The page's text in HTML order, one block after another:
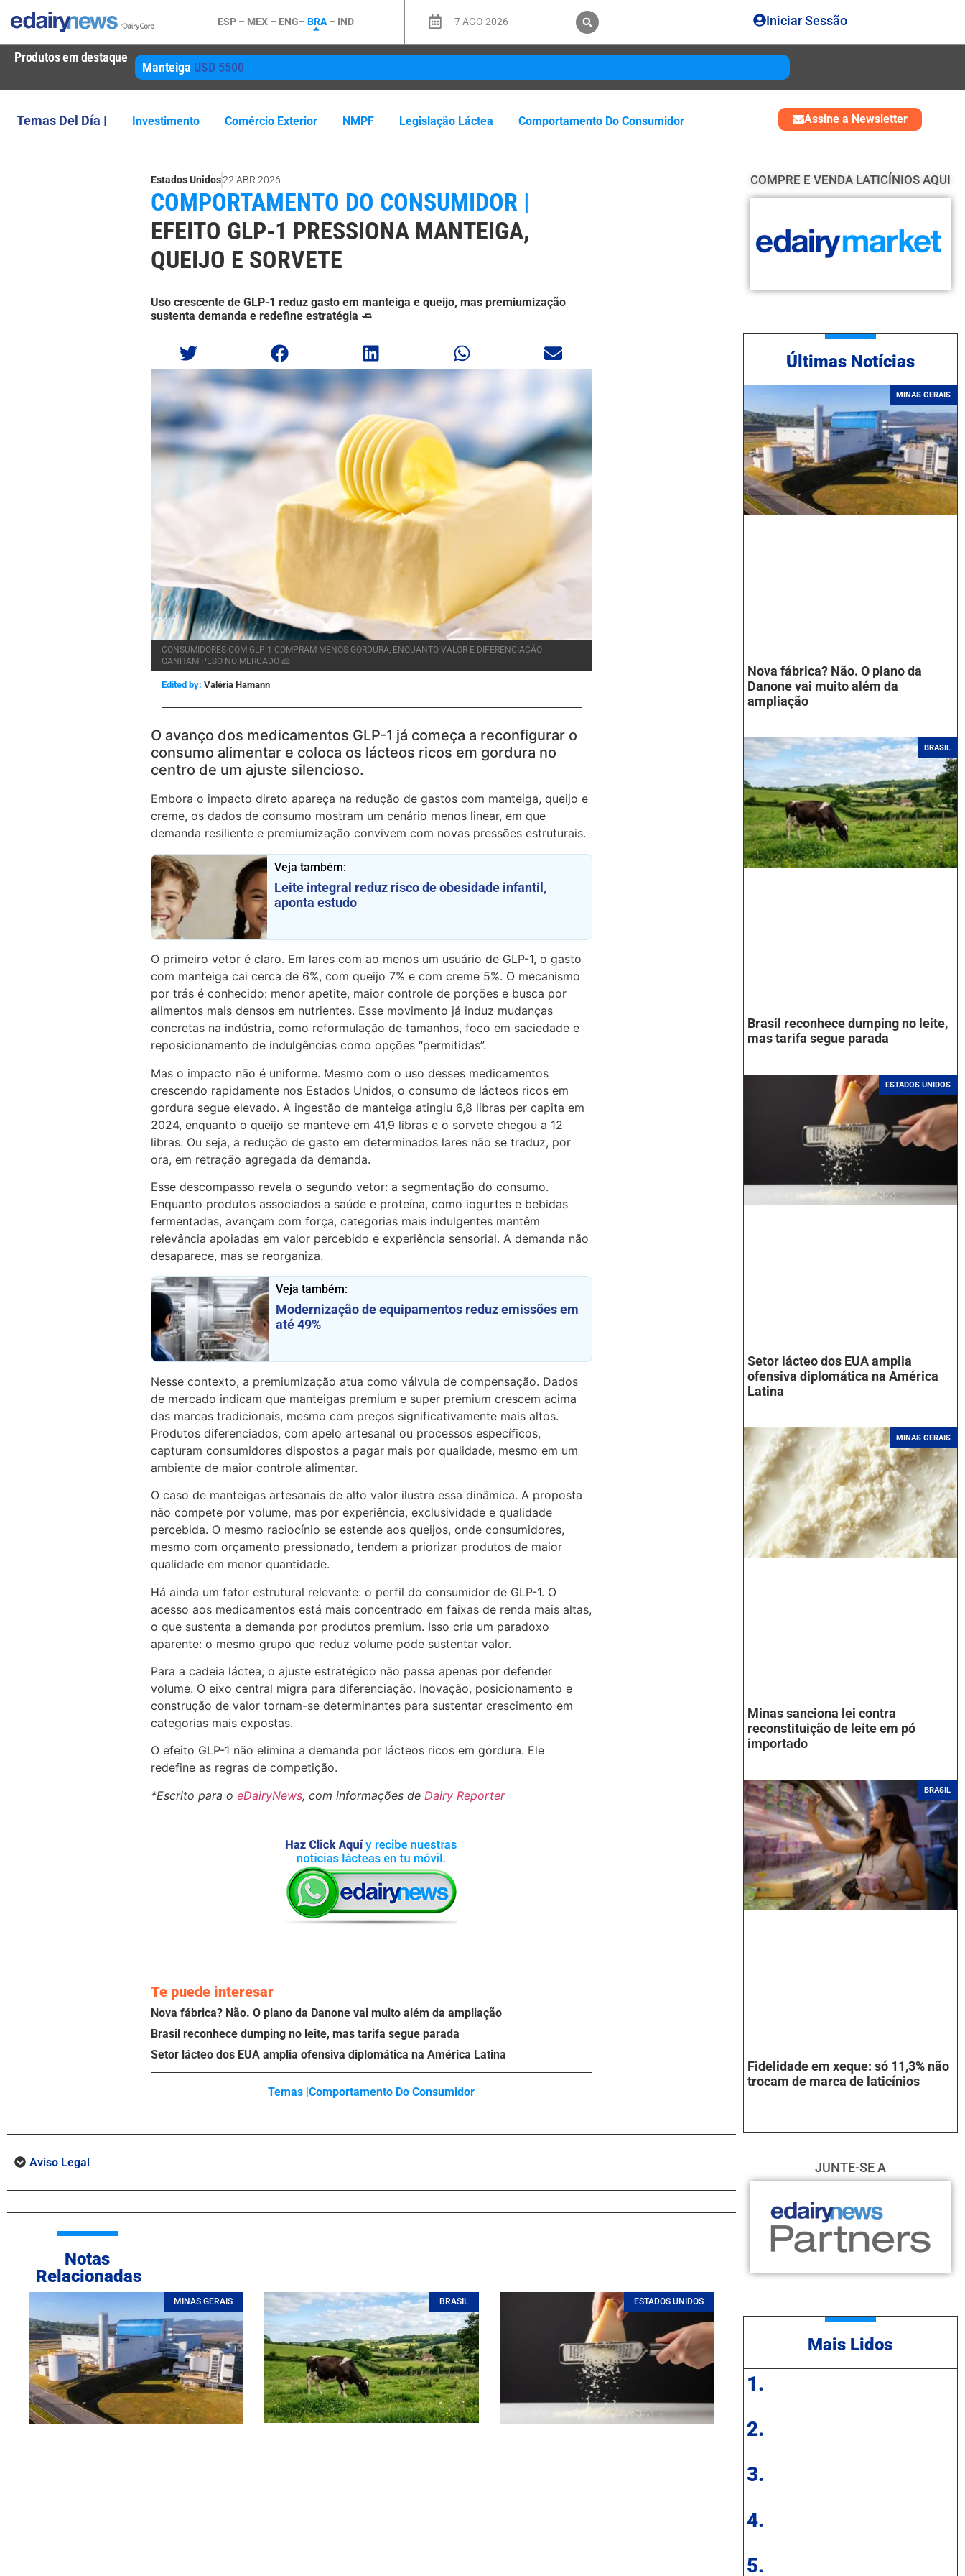
ESP – MEX – ENG–BRA – IND 7 AGO 2026 Iniciar Sessão
Produtos em destaque
Manteiga USD 5500
Temas Del Día | Investimento Comércio Exterior NMPF Legislação Láctea Comportamento Do Consumidor Assine a Newsletter
Estados Unidos22 ABR 2026
COMPORTAMENTO DO CONSUMIDOR |
EFEITO GLP-1 PRESSIONA MANTEIGA,
QUEIJO E SORVETE
Uso crescente de GLP-1 reduz gasto em manteiga e queijo, mas premiumização
sustenta demanda e redefine estratégia 🧈
CONSUMIDORES COM GLP-1 COMPRAM MENOS GORDURA, ENQUANTO VALOR E DIFERENCIAÇÃO
GANHAM PESO NO MERCADO 🧀
Edited by: Valéria Hamann
O avanço dos medicamentos GLP-1 já começa a reconfigurar o
consumo alimentar e coloca os lácteos ricos em gordura no
centro de um ajuste silencioso.
Embora o impacto direto apareça na redução de gastos com manteiga, queijo e
creme, os dados de consumo mostram um cenário menos linear, em que
demanda resiliente e premiumização convivem com novas pressões estruturais.
Veja também:
Leite integral reduz risco de obesidade infantil,
aponta estudo
O primeiro vetor é claro. Em lares com ao menos um usuário de GLP-1, o gasto
com manteiga cai cerca de 6%, com queijo 7% e com creme 5%. O mecanismo
por trás é conhecido: menor apetite, maior controle de porções e busca por
alimentos mais densos em nutrientes. Esse movimento já induz mudanças
concretas na indústria, como reformulação de tamanhos, foco em saciedade e
reposicionamento de indulgências como opções “permitidas”.
Mas o impacto não é uniforme. Mesmo com o uso desses medicamentos
crescendo rapidamente nos Estados Unidos, o consumo de lácteos ricos em
gordura segue elevado. A ingestão de manteiga atingiu 6,8 libras per capita em
2024, enquanto o queijo se manteve em 41,9 libras e o sorvete chegou a 12
libras. Ou seja, a redução de gasto em determinados lares não se traduz, por
ora, em retração agregada da demanda.
Esse descompasso revela o segundo vetor: a segmentação do consumo.
Enquanto produtos associados a saúde e proteína, como iogurtes e bebidas
fermentadas, avançam com força, categorias mais indulgentes mantêm
relevância apoiadas em valor percebido e experiência sensorial. A demanda não
desaparece, mas se reorganiza.
Veja também:
Modernização de equipamentos reduz emissões em
até 49%
Nesse contexto, a premiumização atua como válvula de compensação. Dados
de mercado indicam que manteigas premium e super premium crescem acima
das marcas tradicionais, mesmo com preços significativamente mais altos.
Produtos diferenciados, com apelo artesanal ou processos específicos,
capturam consumidores dispostos a pagar mais por qualidade, mesmo em um
ambiente de maior controle alimentar.
O caso de manteigas artesanais de alto valor ilustra essa dinâmica. A proposta
não compete por volume, mas por experiência, exclusividade e qualidade
percebida. O mesmo raciocínio se estende aos queijos, onde consumidores,
mesmo com orçamento pressionado, tendem a priorizar produtos de maior
qualidade em menor quantidade.
Há ainda um fator estrutural relevante: o perfil do consumidor de GLP-1. O
acesso aos medicamentos está mais concentrado em faixas de renda mais altas,
o que sustenta a demanda por produtos premium. Isso cria um paradoxo
aparente: o mesmo grupo que reduz volume pode sustentar valor.
Para a cadeia láctea, o ajuste estratégico não passa apenas por defender
volume. O eixo central migra para diferenciação. Inovação, posicionamento e
construção de valor tornam-se determinantes para sustentar crescimento em
categorias mais expostas.
O efeito GLP-1 não elimina a demanda por lácteos ricos em gordura. Ele
redefine as regras de competição.
*Escrito para o eDairyNews, com informações de Dairy Reporter
Te puede interesar
Nova fábrica? Não. O plano da Danone vai muito além da ampliação
Brasil reconhece dumping no leite, mas tarifa segue parada
Setor lácteo dos EUA amplia ofensiva diplomática na América Latina
Temas |Comportamento Do Consumidor
Aviso Legal
Notas
Relacionadas
MINAS GERAIS BRASIL ESTADOS UNIDOS
COMPRE E VENDA LATICÍNIOS AQUI
Ú ltimas Notícias
MINAS GERAIS
Nova fábrica? Não. O plano da
Danone vai muito além da
ampliação
BRASIL
Brasil reconhece dumping no leite,
mas tarifa segue parada
ESTADOS UNIDOS
Setor lácteo dos EUA amplia
ofensiva diplomática na América
Latina
MINAS GERAIS
Minas sanciona lei contra
reconstituição de leite em pó
importado
BRASIL
Fidelidade em xeque: só 11,3% não
trocam de marca de laticínios
JUNTE-SE A
Mais Lidos
1.
2.
3.
4.
5.